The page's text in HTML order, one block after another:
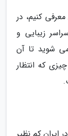
کنیم، در
زیبایی و
شوید تا آن
که انتظار